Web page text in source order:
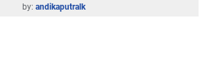
by: andikaputralk